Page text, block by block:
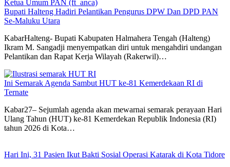
Bupati Halteng Hadiri Pelantikan Pengurus DPW Dan DPD PAN
Se-Maluku Utara
KabarHalteng- Bupati Kabupaten Halmahera Tengah (Halteng)
Ikram M. Sangadji menyempatkan diri untuk mengahdiri undangan
Pelantikan dan Rapat Kerja Wilayah (Rakerwil)…
Ini Semarak Agenda Sambut HUT ke-81 Kemerdekaan RI di
Ternate
Kabar27– Sejumlah agenda akan mewarnai semarak perayaan Hari
Ulang Tahun (HUT) ke-81 Kemerdekan Republik Indonesia (RI)
tahun 2026 di Kota…
Hari Ini, 31 Pasien Ikut Bakti Sosial Operasi Katarak di Kota Tidore